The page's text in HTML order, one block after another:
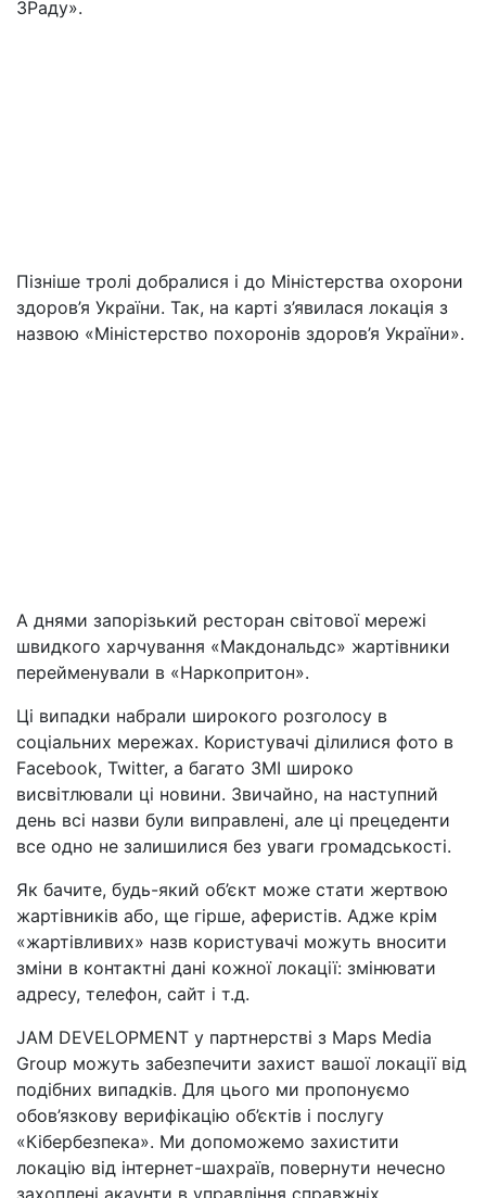
ЗРаду».
Пізніше тролі добралися і до Міністерства охорони
здоров’я України. Так, на карті з’явилася локація з
назвою «Міністерство похоронів здоров’я України».
А днями запорізький ресторан світової мережі
швидкого харчування «Макдональдс» жартівники
перейменували в «Наркопритон».
Ці випадки набрали широкого розголосу в
соціальних мережах. Користувачі ділилися фото в
Facebook, Twitter, а багато ЗМІ широко
висвітлювали ці новини. Звичайно, на наступний
день всі назви були виправлені, але ці прецеденти
все одно не залишилися без уваги громадськості.
Як бачите, будь-який об’єкт може стати жертвою
жартівників або, ще гірше, аферистів. Адже крім
«жартівливих» назв користувачі можуть вносити
зміни в контактні дані кожної локації: змінювати
адресу, телефон, сайт і т.д.
JAM DEVELOPMENT у партнерстві з Maps Media
Group можуть забезпечити захист вашої локації від
подібних випадків. Для цього ми пропонуємо
обов’язкову верифікацію об’єктів і послугу
«Кібербезпека». Ми допоможемо захистити
локацію від інтернет-шахраїв, повернути нечесно